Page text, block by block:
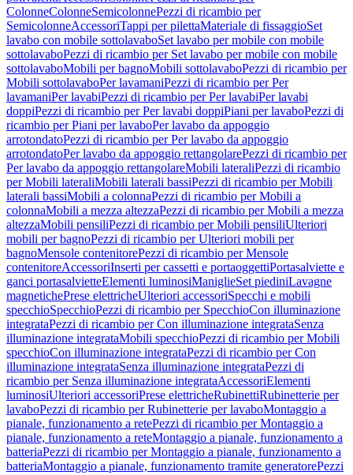
ColonneColonneSemicolonnePezzi di ricambio per
SemicolonneAccessoriTappi per pilettaMateriale di fissaggioSet
lavabo con mobile sottolavaboSet lavabo per mobile con mobile
sottolavaboPezzi di ricambio per Set lavabo per mobile con mobile
sottolavaboMobili per bagnoMobili sottolavaboPezzi di ricambio per
Mobili sottolavaboPer lavamaniPezzi di ricambio per Per
lavamaniPer lavabiPezzi di ricambio per Per lavabiPer lavabi
doppiPezzi di ricambio per Per lavabi doppiPiani per lavaboPezzi di
ricambio per Piani per lavaboPer lavabo da appoggio
arrotondatoPezzi di ricambio per Per lavabo da appoggio
arrotondatoPer lavabo da appoggio rettangolarePezzi di ricambio per
Per lavabo da appoggio rettangolareMobili lateraliPezzi di ricambio
per Mobili lateraliMobili laterali bassiPezzi di ricambio per Mobili
laterali bassiMobili a colonnaPezzi di ricambio per Mobili a
colonnaMobili a mezza altezzaPezzi di ricambio per Mobili a mezza
altezzaMobili pensiliPezzi di ricambio per Mobili pensiliUlteriori
mobili per bagnoPezzi di ricambio per Ulteriori mobili per
bagnoMensole contenitorePezzi di ricambio per Mensole
contenitoreAccessoriInserti per cassetti e portaoggettiPortasalviette e
ganci portasalvietteElementi luminosiManiglieSet piediniLavagne
magnetichePrese elettricheUlteriori accessoriSpecchi e mobili
specchioSpecchioPezzi di ricambio per SpecchioCon illuminazione
integrataPezzi di ricambio per Con illuminazione integrataSenza
illuminazione integrataMobili specchioPezzi di ricambio per Mobili
specchioCon illuminazione integrataPezzi di ricambio per Con
illuminazione integrataSenza illuminazione integrataPezzi di
ricambio per Senza illuminazione integrataAccessoriElementi
luminosiUlteriori accessoriPrese elettricheRubinettiRubinetterie per
lavaboPezzi di ricambio per Rubinetterie per lavaboMontaggio a
pianale, funzionamento a retePezzi di ricambio per Montaggio a
pianale, funzionamento a reteMontaggio a pianale, funzionamento a
batteriaPezzi di ricambio per Montaggio a pianale, funzionamento a
batteriaMontaggio a pianale, funzionamento tramite generatorePezzi